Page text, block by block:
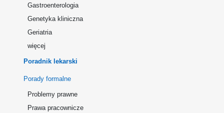
Gastroenterologia
Genetyka kliniczna
Geriatria
więcej
Poradnik lekarski
Porady formalne
Problemy prawne
Prawa pracownicze